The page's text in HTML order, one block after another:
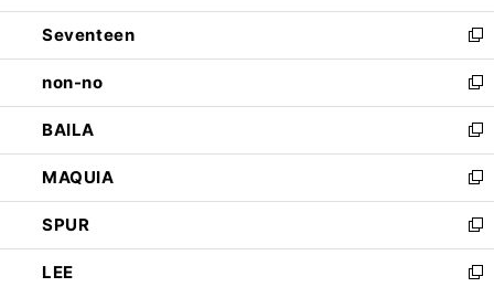
開
く
ウ
で
開
く
ン
ド
ウ
で
開
く
Seventeen
新
し
い
ウ
ィ
ン
ド
ウ
で
開
く
non-no
新
し
い
ウ
ィ
ン
ド
ウ
で
BAILA
新
し
い
ウ
ィ
ン
ド
MAQUIA
新
し
い
ウ
ィ
SPUR
新
し
い
LEE
新